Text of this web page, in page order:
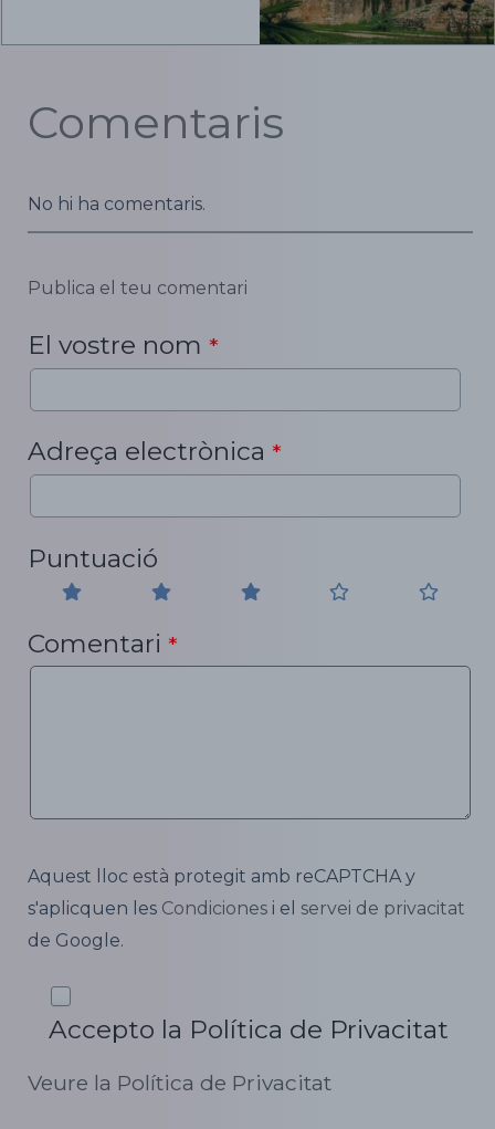
Comentaris
No hi ha comentaris.
Publica el teu comentari
El vostre nom *
Adreça electrònica *
Puntuació
Comentari *
Aquest lloc està protegit amb reCAPTCHA y
s'aplicquen les Condiciones i el servei de privacitat
de Google.
Accepto la Política de Privacitat
Veure la Política de Privacitat